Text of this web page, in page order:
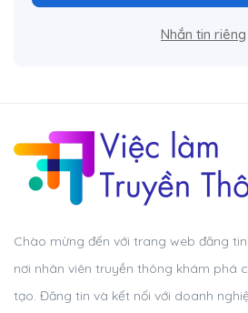
Nhắn tin riêng
Chào mừng đến với trang web đăng
nơi nhân viên truyền thông khám phá
tạo. Đăng tin và kết nối với doanh